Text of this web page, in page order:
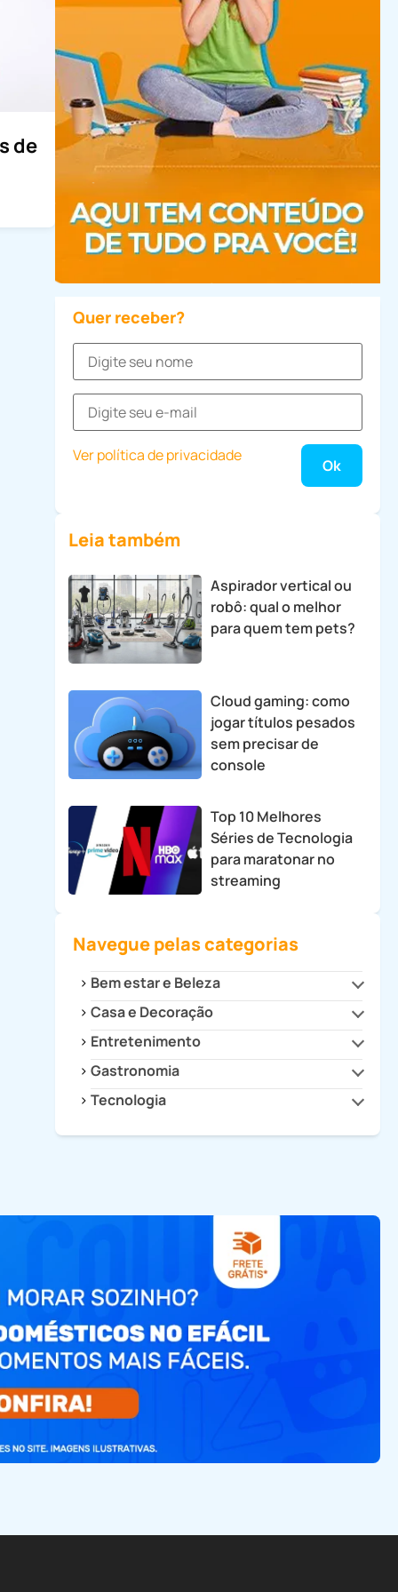
de
Quer receber?
Ver política de privacidade
Leia também
Aspirador vertical ou
robô: qual o melhor
para quem tem pets?
Cloud gaming: como
jogar títulos pesados
sem precisar de
console
Top 10 Melhores
Séries de Tecnologia
para maratonar no
streaming
Navegue pelas categorias
Bem estar e Beleza
Beleza e Estilo
Saúde
Casa e Decoração
Cozinha
Decoração
Dicas para Casa
Eletrodomésticos
Entretenimento
Cultura
Filmes e Séries
Games
Gastronomia
Drinks e Bebidas
Tecnologia